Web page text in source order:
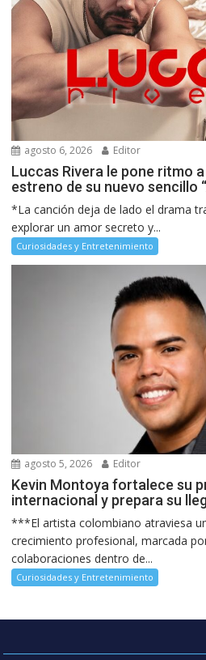
agosto 6, 2026 Editor
Luccas Rivera le pone ritmo
estreno de su nuevo sencillo
*La canción deja de lado el drama
explorar un amor secreto y...
Curiosidades y Entretenimiento
agosto 5, 2026 Editor
Kevin Montoya fortalece su
internacional y prepara su
***El artista colombiano atraviesa
crecimiento profesional, marcada
colaboraciones dentro de...
Curiosidades y Entretenimiento